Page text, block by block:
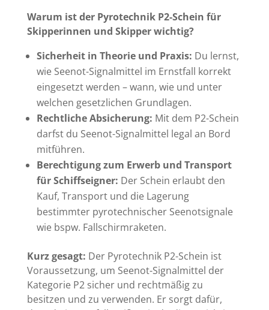
Warum ist der Pyrotechnik P2-Schein für
Skipperinnen und Skipper wichtig?
Sicherheit in Theorie und Praxis: Du lernst,
wie Seenot-Signalmittel im Ernstfall korrekt
eingesetzt werden – wann, wie und unter
welchen gesetzlichen Grundlagen.
Rechtliche Absicherung: Mit dem P2-Schein
darfst du Seenot-Signalmittel legal an Bord
mitführen.
Berechtigung zum Erwerb und Transport
für Schiffseigner: Der Schein erlaubt den
Kauf, Transport und die Lagerung
bestimmter pyrotechnischer Seenotsignale
wie bspw. Fallschirmraketen.
Kurz gesagt: Der Pyrotechnik P2-Schein ist
Voraussetzung, um Seenot-Signalmittel der
Kategorie P2 sicher und rechtmäßig zu
besitzen und zu verwenden. Er sorgt dafür,